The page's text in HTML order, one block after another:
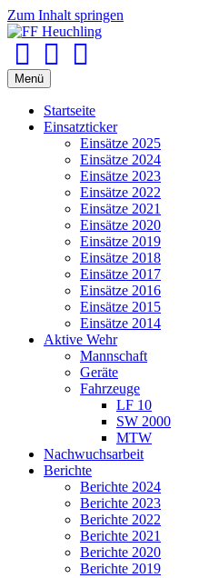
Zum Inhalt springen
Menü
Startseite
Einsatzticker
Einsätze 2025
Einsätze 2024
Einsätze 2023
Einsätze 2022
Einsätze 2021
Einsätze 2020
Einsätze 2019
Einsätze 2018
Einsätze 2017
Einsätze 2016
Einsätze 2015
Einsätze 2014
Aktive Wehr
Mannschaft
Geräte
Fahrzeuge
LF 10
SW 2000
MTW
Nachwuchsarbeit
Berichte
Berichte 2024
Berichte 2023
Berichte 2022
Berichte 2021
Berichte 2020
Berichte 2019